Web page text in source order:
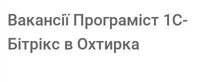
Вакансії Програміст 1С-
Бітрікс в Охтирка